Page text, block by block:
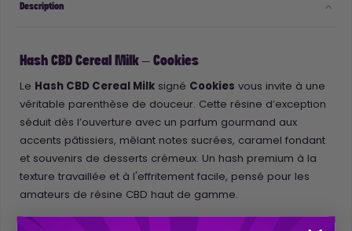
Description
Hash CBD Cereal Milk – Cookies
Le Hash CBD Cereal Milk signé Cookies vous invite à une
véritable parenthèse de douceur. Cette résine d’exception
séduit dès l’ouverture avec un parfum gourmand aux
accents pâtissiers, mêlant notes sucrées, caramel fondant
et souvenirs de desserts crémeux. Un hash premium à la
texture travaillée et à l'effritement facile, pensé pour les
amateurs de résine CBD haut de gamme.
Comme tous les produits de la marque Cookies, cette